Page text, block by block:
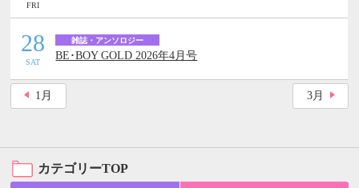
FRI
28
SAT
雑誌・アンソロジー
BE･BOY GOLD 2026年4月号
1 月 3月
カテゴリーTOP